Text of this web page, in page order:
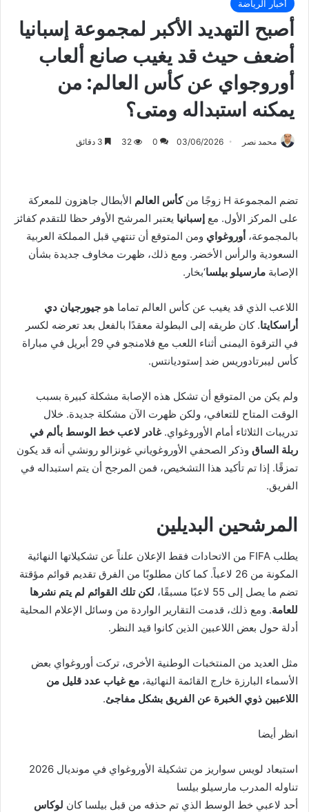
أخبار الرياضة
أصبح التهديد الأكبر لمجموعة إسبانيا
أضعف حيث قد يغيب صانع ألعاب
أوروجواي عن كأس العالم: من
يمكنه استبداله ومتى؟
محمد نصر 03/06/2026
0
32
تضم المجموعة H زوجًا من كأس العالم الأبطال جاهزون للمعركة
على المركز الأول. مع إسبانيا يعتبر المرشح الأوفر حظا للتقدم كفائز
بالمجموعة، أوروغواي ومن المتوقع أن تنتهي قبل المملكة العربية
السعودية والرأس الأخضر. ومع ذلك، ظهرت مخاوف جديدة بشأن
الإصابة مارسيلو بيلسا‘بخار.
اللاعب الذي قد يغيب عن كأس العالم تماما هو جيورجيان دي
أراسكايتا. كان طريقه إلى البطولة معقدًا بالفعل بعد تعرضه لكسر
في الترقوة اليمنى أثناء اللعب مع فلامنجو في 29 أبريل في مباراة
كأس ليبرتادوريس ضد إستوديانتس.
ولم يكن من المتوقع أن تشكل هذه الإصابة مشكلة كبيرة بسبب
الوقت المتاح للتعافي، ولكن ظهرت الآن مشكلة جديدة. خلال
تدريبات الثلاثاء أمام الأوروغواي. غادر لاعب خط الوسط بألم في
ربلة الساق وذكر الصحفي الأوروغوياني غونزالو رونشي أنه قد يكون
تمزقًا. إذا تم تأكيد هذا التشخيص، فمن المرجح أن يتم استبداله في
الفريق.
المرشحين البديلين
يطلب FIFA من الاتحادات فقط الإعلان علناً عن تشكيلاتها النهائية
المكونة من 26 لاعباً. كما كان مطلوبًا من الفرق تقديم قوائم مؤقتة
تضم ما يصل إلى 55 لاعبًا مسبقًا،
لكن تلك القوائم لم يتم نشرها
للعامة. ومع ذلك، قدمت التقارير الواردة من وسائل الإعلام المحلية
أدلة حول بعض اللاعبين الذين كانوا قيد النظر.
مثل العديد من المنتخبات الوطنية الأخرى، تركت أوروغواي بعض
الأسماء البارزة خارج القائمة النهائية، مع غياب عدد قليل من
اللاعبين ذوي الخبرة عن الفريق بشكل مفاجئ.
انظر أيضا
استبعاد لويس سواريز من تشكيلة الأوروغواي في مونديال 2026
تناوله المدرب مارسيلو بيلسا
أحد لاعبي خط الوسط الذي تم حذفه من قبل بيلسا كان لوكاس